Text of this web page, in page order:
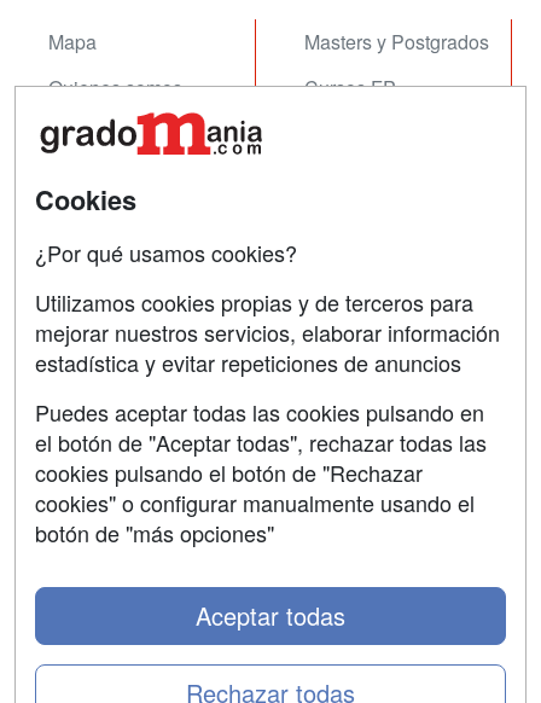
Mapa
Quienes somos
Tarifas publicidad
Masters y Postgrados
Cursos FP
Contactar
Confidencialidad
Copyleft
SÍGUENOS EN:
Cookies
¿Por qué usamos cookies?
Utilizamos cookies propias y de terceros para
mejorar nuestros servicios, elaborar información
estadística y evitar repeticiones de anuncios
Puedes aceptar todas las cookies pulsando en
el botón de "Aceptar todas", rechazar todas las
cookies pulsando el botón de "Rechazar
cookies" o configurar manualmente usando el
botón de "más opciones"
Rechazar todas
Aceptar todas